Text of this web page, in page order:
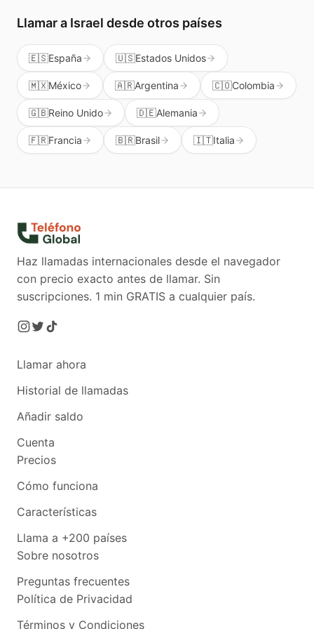
Llamar a Israel desde otros países
🇪🇸España 🇺🇸Estados Unidos
🇲🇽México 🇦🇷Argentina 🇨🇴Colombia
🇬🇧Reino Unido 🇩🇪Alemania
🇫🇷Francia 🇧🇷Brasil 🇮🇹Italia
Haz llamadas internacionales desde el navegador
con precio exacto antes de llamar. Sin
suscripciones. 1 min GRATIS a cualquier país.
Llamar ahora
Historial de llamadas
Añadir saldo
Cuenta
Precios
Cómo funciona
Características
Llama a +200 países
Sobre nosotros
Preguntas frecuentes
Política de Privacidad
Términos y Condiciones